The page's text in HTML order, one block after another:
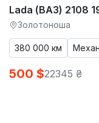
Lada (ВАЗ) 2108
Золотоноша
380 000 км
500 $22345 ₴